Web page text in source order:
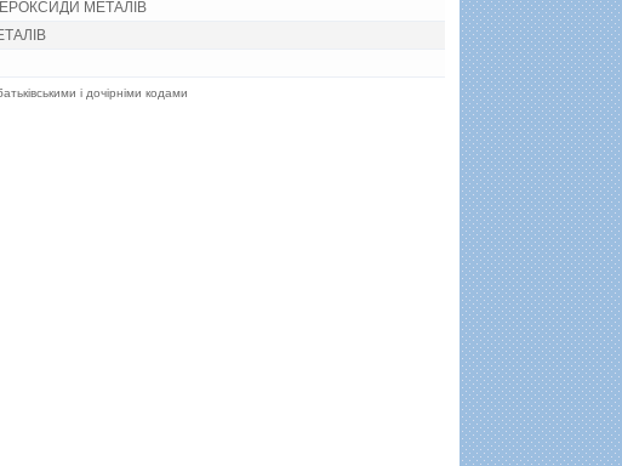
МЕТАЛIВ
і дочірніми кодами